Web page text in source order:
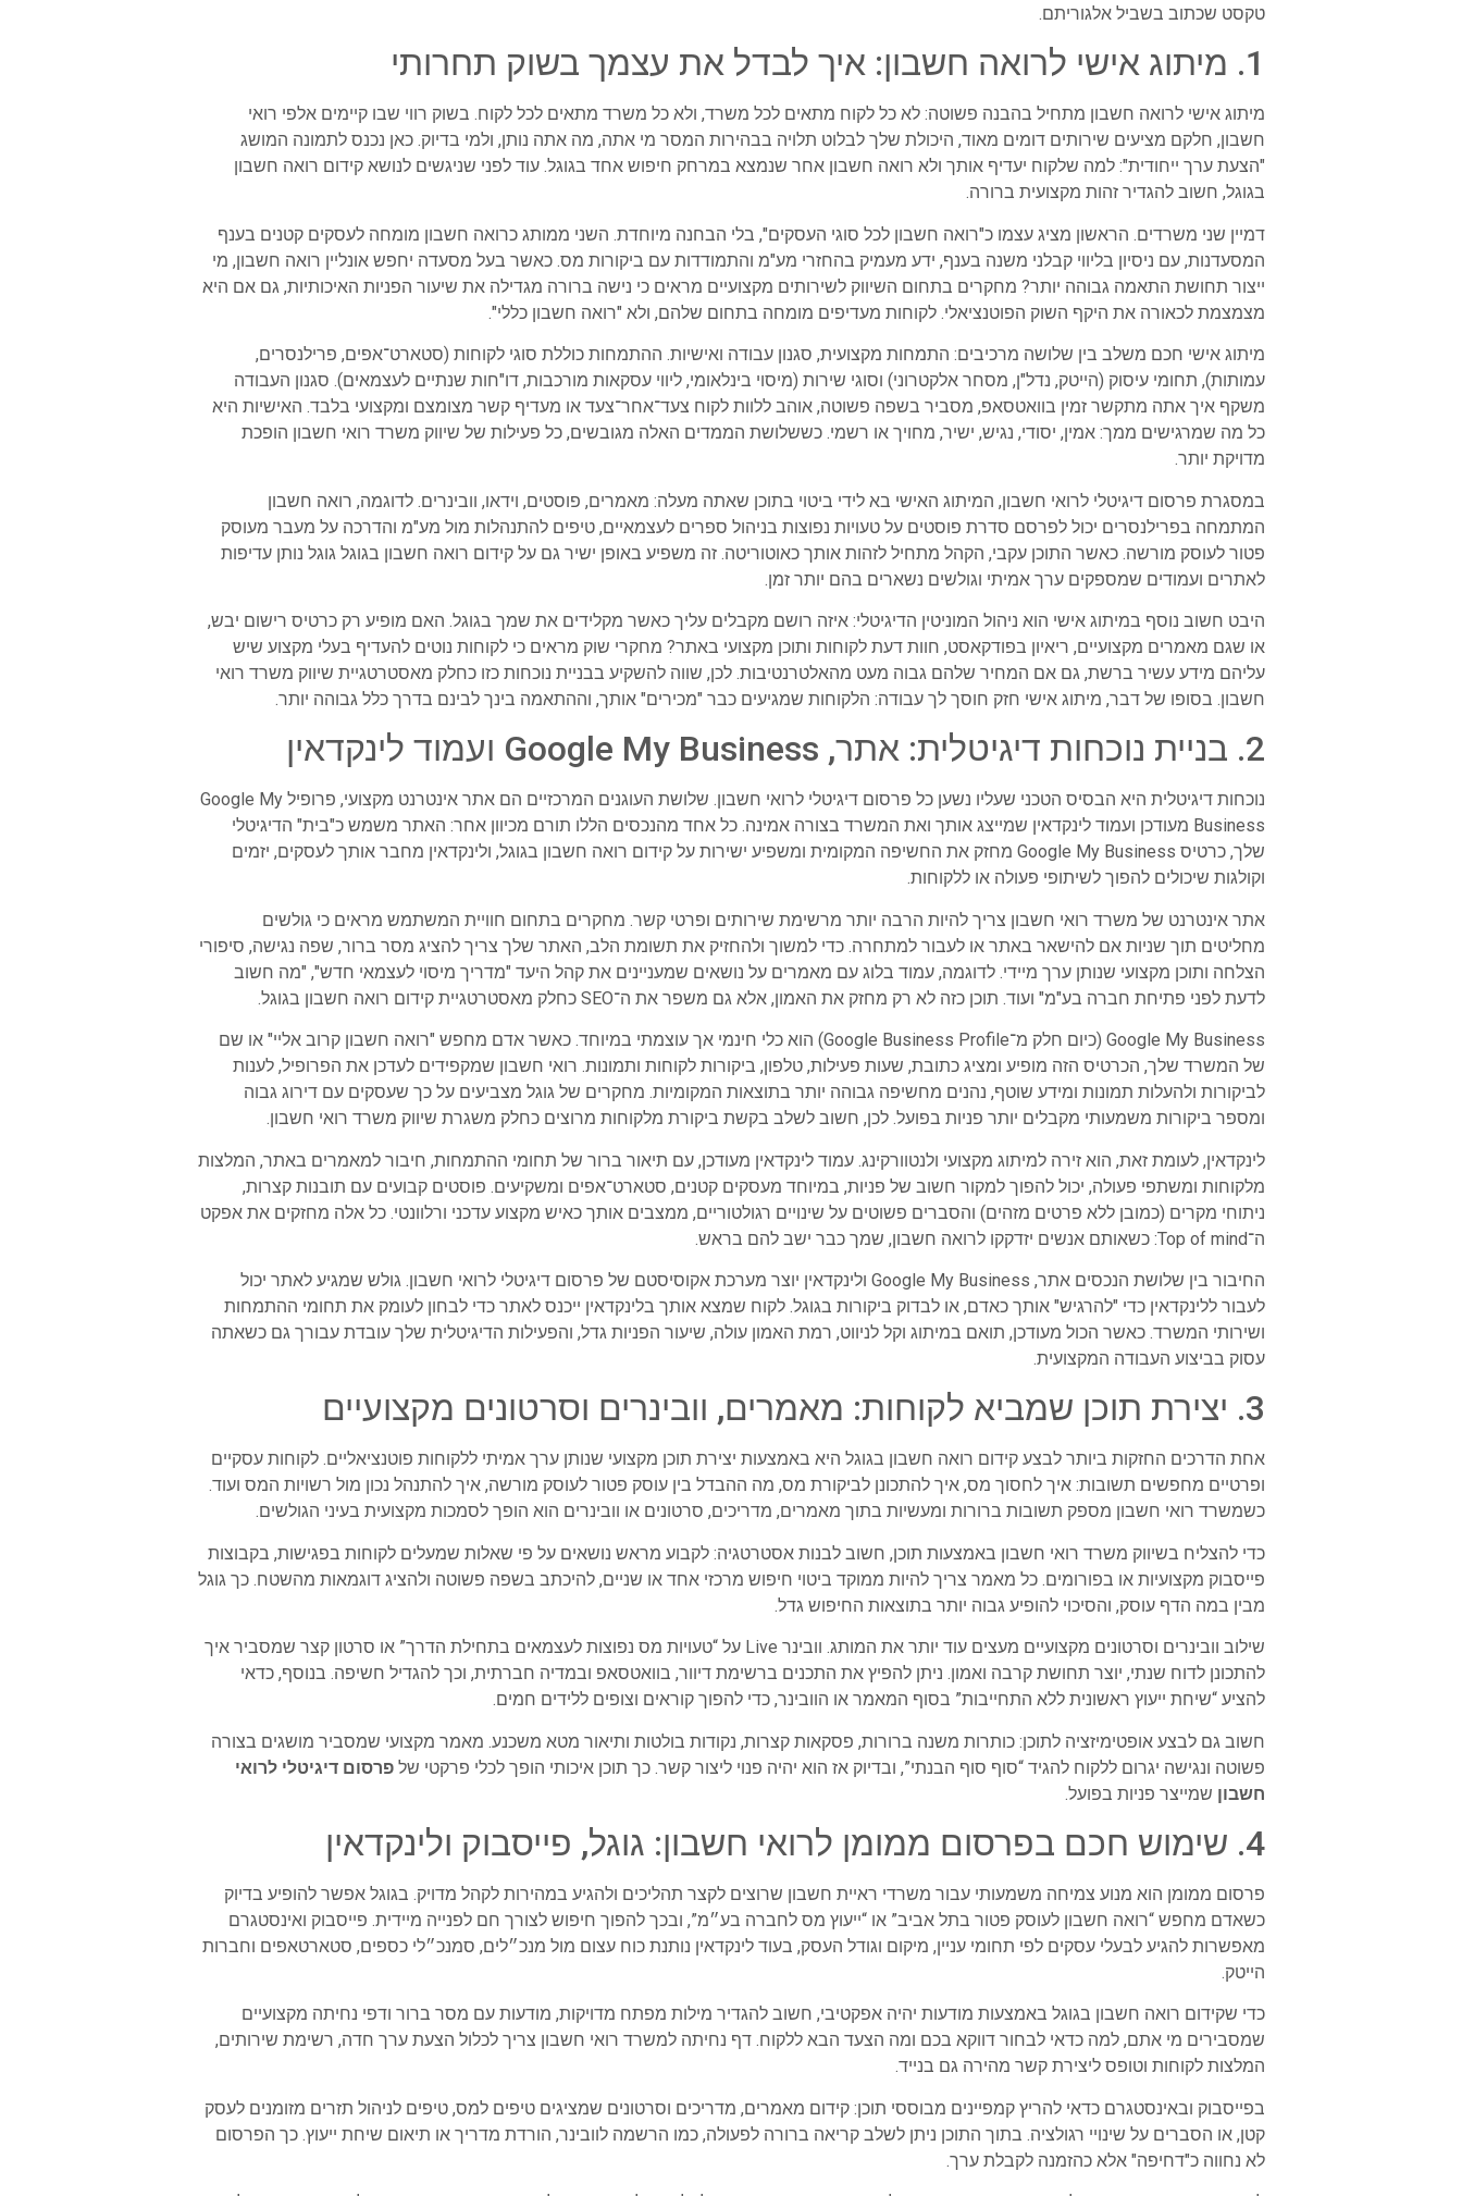
טקסט שכתוב בשביל אלגוריתם.
1. מיתוג אישי לרואה חשבון: איך לבדל את עצמך בשוק תחרותי
מיתוג אישי לרואה חשבון מתחיל בהבנה פשוטה: לא כל לקוח מתאים לכל משרד, ולא כל משרד מתאים לכל לקוח. בשוק רווי שבו קיימים אלפי רואי
חשבון, חלקם מציעים שירותים דומים מאוד, היכולת שלך לבלוט תלויה בבהירות המסר מי אתה, מה אתה נותן, ולמי בדיוק. כאן נכנס לתמונה המושג
"הצעת ערך ייחודית": למה שלקוח יעדיף אותך ולא רואה חשבון אחר שנמצא במרחק חיפוש אחד בגוגל. עוד לפני שניגשים לנושא קידום רואה חשבון
בגוגל, חשוב להגדיר זהות מקצועית ברורה.
דמיין שני משרדים. הראשון מציג עצמו כ"רואה חשבון לכל סוגי העסקים", בלי הבחנה מיוחדת. השני ממותג כרואה חשבון מומחה לעסקים קטנים בענף
המסעדנות, עם ניסיון בליווי קבלני משנה בענף, ידע מעמיק בהחזרי מע"מ והתמודדות עם ביקורות מס. כאשר בעל מסעדה יחפש אונליין רואה חשבון, מי
ייצור תחושת התאמה גבוהה יותר? מחקרים בתחום השיווק לשירותים מקצועיים מראים כי נישה ברורה מגדילה את שיעור הפניות האיכותיות, גם אם היא
מצמצמת לכאורה את היקף השוק הפוטנציאלי. לקוחות מעדיפים מומחה בתחום שלהם, ולא "רואה חשבון כללי".
מיתוג אישי חכם משלב בין שלושה מרכיבים: התמחות מקצועית, סגנון עבודה ואישיות. ההתמחות כוללת סוגי לקוחות (סטארט־אפים, פרילנסרים,
עמותות), תחומי עיסוק (הייטק, נדל"ן, מסחר אלקטרוני) וסוגי שירות (מיסוי בינלאומי, ליווי עסקאות מורכבות, דו"חות שנתיים לעצמאים). סגנון העבודה
משקף איך אתה מתקשר זמין בוואטסאפ, מסביר בשפה פשוטה, אוהב ללוות לקוח צעד־אחר־צעד או מעדיף קשר מצומצם ומקצועי בלבד. האישיות היא
כל מה שמרגישים ממך: אמין, יסודי, נגיש, ישיר, מחויך או רשמי. כששלושת הממדים האלה מגובשים, כל פעילות של שיווק משרד רואי חשבון הופכת
מדויקת יותר.
במסגרת פרסום דיגיטלי לרואי חשבון, המיתוג האישי בא לידי ביטוי בתוכן שאתה מעלה: מאמרים, פוסטים, וידאו, וובינרים. לדוגמה, רואה חשבון
המתמחה בפרילנסרים יכול לפרסם סדרת פוסטים על טעויות נפוצות בניהול ספרים לעצמאיים, טיפים להתנהלות מול מע"מ והדרכה על מעבר מעוסק
פטור לעוסק מורשה. כאשר התוכן עקבי, הקהל מתחיל לזהות אותך כאוטוריטה. זה משפיע באופן ישיר גם על קידום רואה חשבון בגוגל גוגל נותן עדיפות
לאתרים ועמודים שמספקים ערך אמיתי וגולשים נשארים בהם יותר זמן.
היבט חשוב נוסף במיתוג אישי הוא ניהול המוניטין הדיגיטלי: איזה רושם מקבלים עליך כאשר מקלידים את שמך בגוגל. האם מופיע רק כרטיס רישום יבש,
או שגם מאמרים מקצועיים, ריאיון בפודקאסט, חוות דעת לקוחות ותוכן מקצועי באתר? מחקרי שוק מראים כי לקוחות נוטים להעדיף בעלי מקצוע שיש
עליהם מידע עשיר ברשת, גם אם המחיר שלהם גבוה מעט מהאלטרנטיבות. לכן, שווה להשקיע בבניית נוכחות כזו כחלק מאסטרטגיית שיווק משרד רואי
חשבון. בסופו של דבר, מיתוג אישי חזק חוסך לך עבודה: הלקוחות שמגיעים כבר "מכירים" אותך, וההתאמה בינך לבינם בדרך כלל גבוהה יותר.
2. בניית נוכחות דיגיטלית: אתר, Google My Business ועמוד לינקדאין
נוכחות דיגיטלית היא הבסיס הטכני שעליו נשען כל פרסום דיגיטלי לרואי חשבון. שלושת העוגנים המרכזיים הם אתר אינטרנט מקצועי, פרופיל Google My
Business מעודכן ועמוד לינקדאין שמייצג אותך ואת המשרד בצורה אמינה. כל אחד מהנכסים הללו תורם מכיוון אחר: האתר משמש כ"בית" הדיגיטלי
שלך, כרטיס Google My Business מחזק את החשיפה המקומית ומשפיע ישירות על קידום רואה חשבון בגוגל, ולינקדאין מחבר אותך לעסקים, יזמים
וקולגות שיכולים להפוך לשיתופי פעולה או ללקוחות.
אתר אינטרנט של משרד רואי חשבון צריך להיות הרבה יותר מרשימת שירותים ופרטי קשר. מחקרים בתחום חוויית המשתמש מראים כי גולשים
מחליטים תוך שניות אם להישאר באתר או לעבור למתחרה. כדי למשוך ולהחזיק את תשומת הלב, האתר שלך צריך להציג מסר ברור, שפה נגישה, סיפורי
הצלחה ותוכן מקצועי שנותן ערך מיידי. לדוגמה, עמוד בלוג עם מאמרים על נושאים שמעניינים את קהל היעד "מדריך מיסוי לעצמאי חדש", "מה חשוב
לדעת לפני פתיחת חברה בע"מ" ועוד. תוכן כזה לא רק מחזק את האמון, אלא גם משפר את ה־SEO כחלק מאסטרטגיית קידום רואה חשבון בגוגל.
Google My Business (כיום חלק מ־Google Business Profile) הוא כלי חינמי אך עוצמתי במיוחד. כאשר אדם מחפש "רואה חשבון קרוב אליי" או שם
של המשרד שלך, הכרטיס הזה מופיע ומציג כתובת, שעות פעילות, טלפון, ביקורות לקוחות ותמונות. רואי חשבון שמקפידים לעדכן את הפרופיל, לענות
לביקורות ולהעלות תמונות ומידע שוטף, נהנים מחשיפה גבוהה יותר בתוצאות המקומיות. מחקרים של גוגל מצביעים על כך שעסקים עם דירוג גבוה
ומספר ביקורות משמעותי מקבלים יותר פניות בפועל. לכן, חשוב לשלב בקשת ביקורת מלקוחות מרוצים כחלק משגרת שיווק משרד רואי חשבון.
לינקדאין, לעומת זאת, הוא זירה למיתוג מקצועי ולנטוורקינג. עמוד לינקדאין מעודכן, עם תיאור ברור של תחומי ההתמחות, חיבור למאמרים באתר, המלצות
מלקוחות ומשתפי פעולה, יכול להפוך למקור חשוב של פניות, במיוחד מעסקים קטנים, סטארט־אפים ומשקיעים. פוסטים קבועים עם תובנות קצרות,
ניתוחי מקרים (כמובן ללא פרטים מזהים) והסברים פשוטים על שינויים רגולטוריים, ממצבים אותך כאיש מקצוע עדכני ורלוונטי. כל אלה מחזקים את אפקט
ה־Top of mind: כשאותם אנשים יזדקקו לרואה חשבון, שמך כבר ישב להם בראש.
החיבור בין שלושת הנכסים אתר, Google My Business ולינקדאין יוצר מערכת אקוסיסטם של פרסום דיגיטלי לרואי חשבון. גולש שמגיע לאתר יכול
לעבור ללינקדאין כדי "להרגיש" אותך כאדם, או לבדוק ביקורות בגוגל. לקוח שמצא אותך בלינקדאין ייכנס לאתר כדי לבחון לעומק את תחומי ההתמחות
ושירותי המשרד. כאשר הכול מעודכן, תואם במיתוג וקל לניווט, רמת האמון עולה, שיעור הפניות גדל, והפעילות הדיגיטלית שלך עובדת עבורך גם כשאתה
עסוק בביצוע העבודה המקצועית.
3. יצירת תוכן שמביא לקוחות: מאמרים, וובינרים וסרטונים מקצועיים
אחת הדרכים החזקות ביותר לבצע קידום רואה חשבון בגוגל היא באמצעות יצירת תוכן מקצועי שנותן ערך אמיתי ללקוחות פוטנציאליים. לקוחות עסקיים
ופרטיים מחפשים תשובות: איך לחסוך מס, איך להתכונן לביקורת מס, מה ההבדל בין עוסק פטור לעוסק מורשה, איך להתנהל נכון מול רשויות המס ועוד.
כשמשרד רואי חשבון מספק תשובות ברורות ומעשיות בתוך מאמרים, מדריכים, סרטונים או וובינרים הוא הופך לסמכות מקצועית בעיני הגולשים.
כדי להצליח בשיווק משרד רואי חשבון באמצעות תוכן, חשוב לבנות אסטרטגיה: לקבוע מראש נושאים על פי שאלות שמעלים לקוחות בפגישות, בקבוצות
פייסבוק מקצועיות או בפורומים. כל מאמר צריך להיות ממוקד ביטוי חיפוש מרכזי אחד או שניים, להיכתב בשפה פשוטה ולהציג דוגמאות מהשטח. כך גוגל
מבין במה הדף עוסק, והסיכוי להופיע גבוה יותר בתוצאות החיפוש גדל.
שילוב וובינרים וסרטונים מקצועיים מעצים עוד יותר את המותג. וובינר Live על “טעויות מס נפוצות לעצמאים בתחילת הדרך” או סרטון קצר שמסביר איך
להתכונן לדוח שנתי, יוצר תחושת קרבה ואמון. ניתן להפיץ את התכנים ברשימת דיוור, בוואטסאפ ובמדיה חברתית, וכך להגדיל חשיפה. בנוסף, כדאי
להציע “שיחת ייעוץ ראשונית ללא התחייבות” בסוף המאמר או הוובינר, כדי להפוך קוראים וצופים ללידים חמים.
חשוב גם לבצע אופטימיזציה לתוכן: כותרות משנה ברורות, פסקאות קצרות, נקודות בולטות ותיאור מטא משכנע. מאמר מקצועי שמסביר מושגים בצורה
פשוטה ונגישה יגרום ללקוח להגיד “סוף סוף הבנתי”, ובדיוק אז הוא יהיה פנוי ליצור קשר. כך תוכן איכותי הופך לכלי פרקטי של פרסום דיגיטלי לרואי
חשבון שמייצר פניות בפועל.
4. שימוש חכם בפרסום ממומן לרואי חשבון: גוגל, פייסבוק ולינקדאין
פרסום ממומן הוא מנוע צמיחה משמעותי עבור משרדי ראיית חשבון שרוצים לקצר תהליכים ולהגיע במהירות לקהל מדויק. בגוגל אפשר להופיע בדיוק
כשאדם מחפש “רואה חשבון לעוסק פטור בתל אביב” או “ייעוץ מס לחברה בע״מ”, ובכך להפוך חיפוש לצורך חם לפנייה מיידית. פייסבוק ואינסטגרם
מאפשרות להגיע לבעלי עסקים לפי תחומי עניין, מיקום וגודל העסק, בעוד לינקדאין נותנת כוח עצום מול מנכ״לים, סמנכ״לי כספים, סטארטאפים וחברות
הייטק.
כדי שקידום רואה חשבון בגוגל באמצעות מודעות יהיה אפקטיבי, חשוב להגדיר מילות מפתח מדויקות, מודעות עם מסר ברור ודפי נחיתה מקצועיים
שמסבירים מי אתם, למה כדאי לבחור דווקא בכם ומה הצעד הבא ללקוח. דף נחיתה למשרד רואי חשבון צריך לכלול הצעת ערך חדה, רשימת שירותים,
המלצות לקוחות וטופס ליצירת קשר מהירה גם בנייד.
בפייסבוק ובאינסטגרם כדאי להריץ קמפיינים מבוססי תוכן: קידום מאמרים, מדריכים וסרטונים שמציגים טיפים למס, טיפים לניהול תזרים מזומנים לעסק
קטן, או הסברים על שינויי רגולציה. בתוך התוכן ניתן לשלב קריאה ברורה לפעולה, כמו הרשמה לוובינר, הורדת מדריך או תיאום שיחת ייעוץ. כך הפרסום
לא נחווה כ"דחיפה" אלא כהזמנה לקבלת ערך.